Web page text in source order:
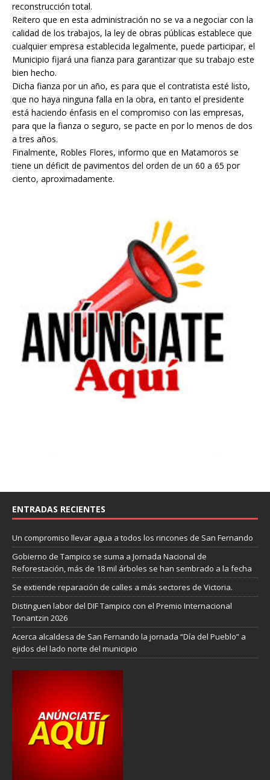
reconstrucción total.
Reitero que en esta administración no se va a negociar con la
calidad de los trabajos, la ley de obras públicas establece que
cualquier empresa establecida legalmente, puede participar, el
Municipio fijará una fianza para garantizar que su trabajo este
bien hecho.
Dicha fianza por un año, es para que el contratista esté listo,
que no haya ninguna falla en la obra, en tanto el presidente
está haciendo énfasis en el compromiso con las empresas,
para que la fianza o seguro, se pacte en por lo menos de dos
a tres años.
Finalmente, Robles Flores, informo que en Matamoros se
tiene un déficit de pavimentos del orden de un 60 a 65 por
ciento, aproximadamente.
ENTRADAS RECIENTES
Un compromiso llevar agua a todos los rincones de San Fernando
Gobierno de Tampico se suma a Jornada Nacional de
Reforestación, más de 18 mil árboles se han sembrado a la fecha
Se extiende reparación de calles a más sectores de Victoria.
Distinguen labor del DIF Tampico con el Premio Internacional
Tonantzin 2026
Acerca alcaldesa de San Fernando la jornada “Día del Pueblo” a
ejidos del lado norte del municipio